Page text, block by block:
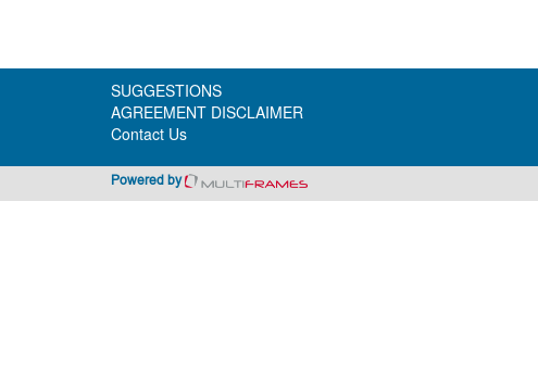
SUGGESTIONS
AGREEMENT DISCLAIMER
Contact Us
Powered by